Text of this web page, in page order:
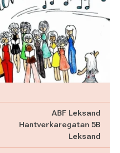
ABF Leksand
Hantverkaregatan 5B
Leksand